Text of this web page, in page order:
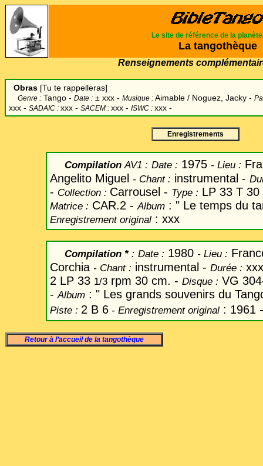
Le site de référence de la planète
La tangothèque
Renseignements
Obras [Tu te rappelleras]
Genre : Tango - Date : ± xxx - Musique : Aimable / Noguez, Jacky -
xxx - SADAIC : xxx - SACEM : xxx - ISWC : xxx -
Enregistrements
CompilationAV1 : Date : 1975 - Lieu :
Angelito Miguel - Chant: instrumental -
- Collection : Carrousel - Type : LP 33 T
Matrice : CAR.2 - Album : " Le temps du
Enregistrement original : xxx
Compilation * : Date : 1980 - Lieu :
Corchia - Chant: instrumental - Durée :
2 LP 33 1/3 rpm 30 cm. - Disque : VG
- Album : " Les grands souvenirs du
Piste : 2 B 6 - Enregistrement original : 1961
Retour à l’accueil de la tangothèque